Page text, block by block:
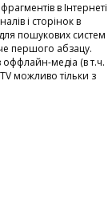
в Інтернеті
і сторінок в
пошукових систем
першого абзацу.
оффлайн-медіа (в т.ч.
можливо тільки з